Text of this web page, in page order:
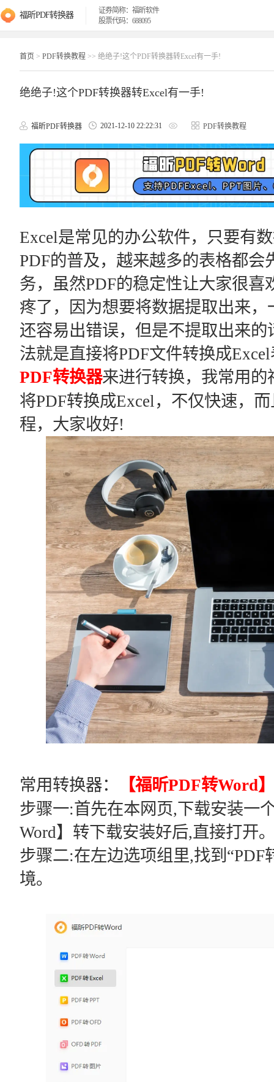
福昕PDF转换器
证券简称：福昕软件
股票代码：688095
首页 > PDF转换教程 >> 绝绝子!这个PDF转换器转Excel有一手!
绝绝子!这个PDF转换器转Excel有一手!
福昕PDF转换器 2021-12-10 22:22:31 PDF转换教程
Excel是常见的办公软件，只要有
PDF的普及，越来越多的表格都会
务，虽然PDF的稳定性让大家很
疼了，因为想要将数据提取出来
还容易出错误，但是不提取出来
法就是直接将PDF文件转换成
PDF转换器来进行转换，我常用的
将PDF转换成Excel，不仅快速，
程，大家收好!
常用转换器：
【福昕PDF转Word】
步骤一:首先在本网页,下载安装一
Word】转下载安装好后,直接打开｡
步骤二:在左边选项组里,找到
境｡